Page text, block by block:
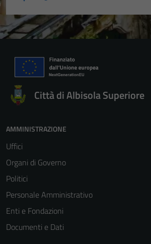
Città di Albisola Superiore
AMMINISTRAZIONE
Uffici
Organi di Governo
Politici
Personale Amministrativo
Enti e Fondazioni
Documenti e Dati